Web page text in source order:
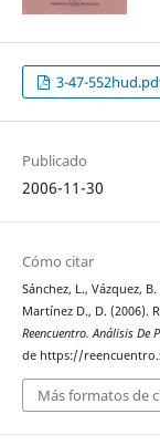
3-47-
Publicado
2006-11-30
Cómo citar
Sánchez, L., Vázquez,
Martínez D., D. (2006).
Reencuentro. Análisis De
de https://
Más formatos de